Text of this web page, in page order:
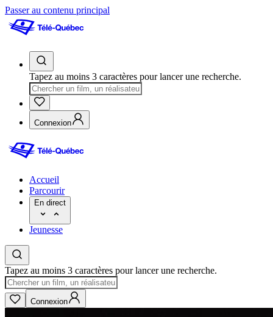
Passer au contenu principal
Tapez au moins 3 caractères pour lancer une recherche.
Connexion
Accueil
Parcourir
En direct
Jeunesse
Tapez au moins 3 caractères pour lancer une recherche.
Connexion